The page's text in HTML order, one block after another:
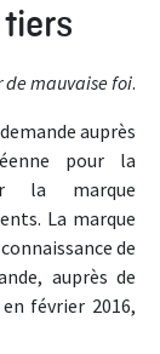
de mauvaise foi.
auprès
pour la
la marque
La marque
de
auprès de
février 2016,